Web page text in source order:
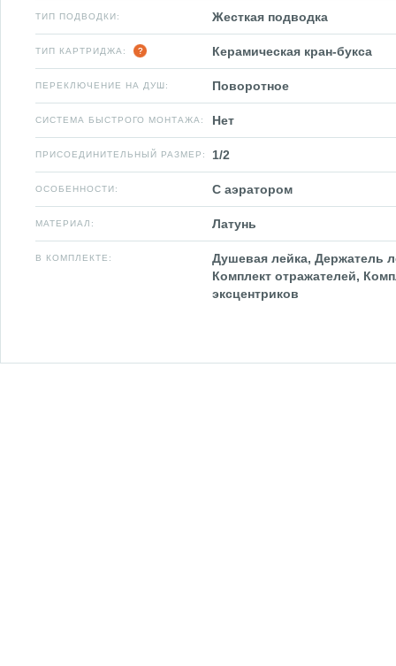
ТИП ПОДВОДКИ: Жесткая подводка
ТИП КАРТРИДЖА: Керамическая кран-букса
ПЕРЕКЛЮЧЕНИЕ НА ДУШ: Поворотное
СИСТЕМА БЫСТРОГО МОНТАЖА: Нет
ПРИСОЕДИНИТЕЛЬНЫЙ РАЗМЕР: 1/2
ОСОБЕННОСТИ: С аэратором
МАТЕРИАЛ: Латунь
В КОМПЛЕКТЕ:
Душевая лейка, Держатель
Комплект отражателей,
эксцентриков